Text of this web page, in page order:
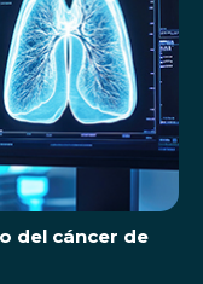
del cáncer de